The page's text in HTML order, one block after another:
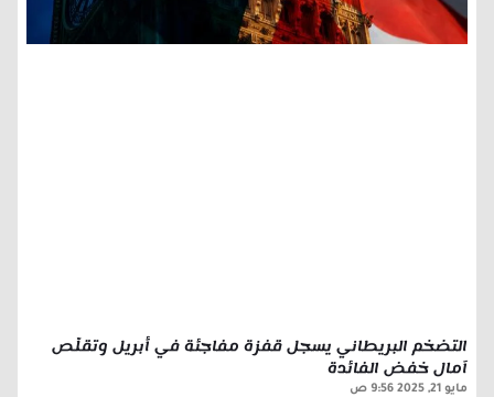
التضخم البريطاني يسجل قفزة مفاجئة في أبريل وتقلّص
آمال خفض الفائدة
مايو 21, 2025 9:56 ص